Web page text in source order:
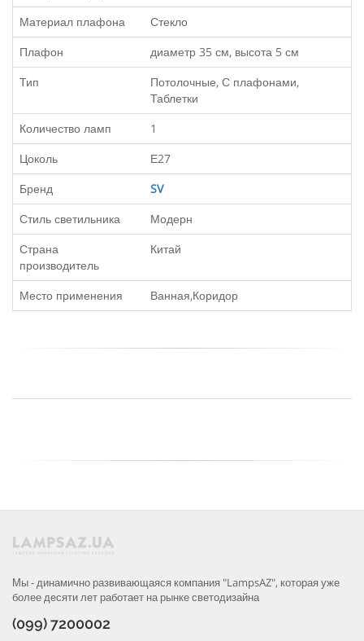
Материал плафона
Стекло
Плафон
диаметр 35 см, высота 5 см
Тип
Потолочные, С плафонами,
Таблетки
Количество ламп
1
Цоколь
Е27
Бренд
SV
Стиль светильника
Модерн
Страна
производитель
Китай
Место применения Ванная,Коридор
Мы - динамично развивающаяся компания "LampsAZ", которая уже
более десяти лет работает на рынке светодизайна
(099) 7200002